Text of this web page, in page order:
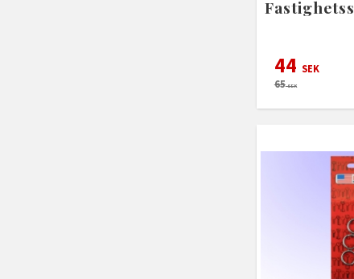
44 SEK
65SEK